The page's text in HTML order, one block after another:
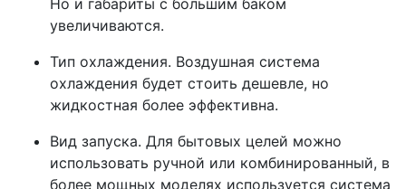
увеличиваются.
Тип охлаждения. Воздушная система
охлаждения будет стоить дешевле, но
жидкостная более эффективна.
Вид запуска. Для бытовых целей можно
использовать ручной или комбинированный, в
более мощных моделях используется система